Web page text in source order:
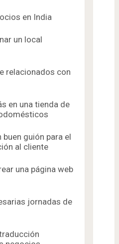
en India
un local
relacionados con
en una tienda de
guión para el
al cliente
una página web
jornadas de